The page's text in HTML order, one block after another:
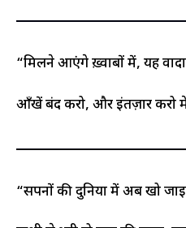
“मिलने आएंगे ख़्वाबों में, यह वादा
आँखें बंद करो, और इंतज़ार करो
“सपनों की दुनिया में अब खो